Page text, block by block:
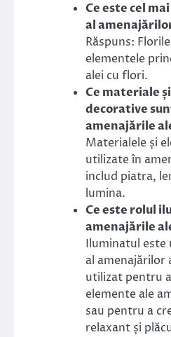
Ce este cel
al
Răspuns:
elementele
alei cu flori.
Ce materiale
decorative
amenajările
Materialele și
utilizate în
includ piatra,
lumina.
Ce este rolul
amenajările
Iluminatul
al amenajărilor
utilizat pentru
elemente ale
sau pentru a
relaxant și